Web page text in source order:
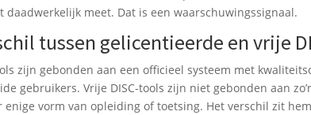
meet. Dat is een waarschuwingssignaal.
tussen gelicentieerde en vrije
zijn gebonden aan een officieel systeem met
gebruikers. Vrije DISC-tools zijn niet gebonden aan
enige vorm van opleiding of toetsing. Het verschil zit